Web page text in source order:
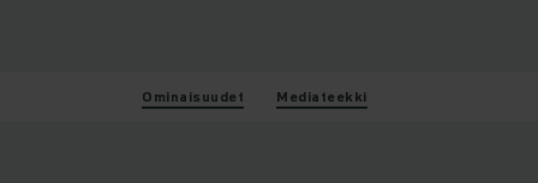
Ominaisuudet Mediateekki